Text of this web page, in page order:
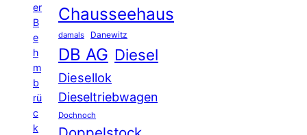
er
B
e
h
m
b
rü
c
k
Chausseehaus
damals Danewitz
DB AG Diesel
Diesellok
Dieseltriebwagen
Dochnoch